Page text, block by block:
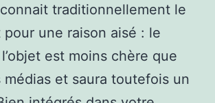
traditionnellement le
pour une raison aisé : le
est moins chère que
médias et saura toutefois un